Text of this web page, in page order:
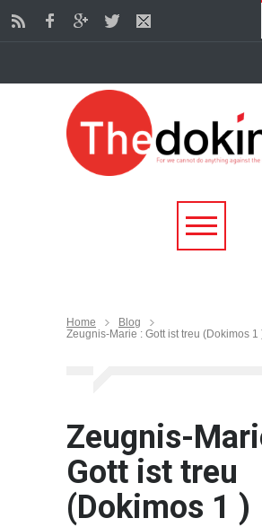
Home
Blog
Zeugnis-Marie : Gott ist treu (Dokimos 1
Zeugnis-
Gott ist treu
(Dokimos 1 )